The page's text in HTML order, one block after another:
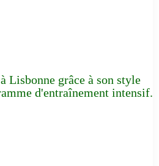
Lisbonne grâce à son style
d'entraînement intensif.